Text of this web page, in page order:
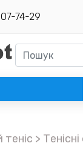
74-29
теніс >